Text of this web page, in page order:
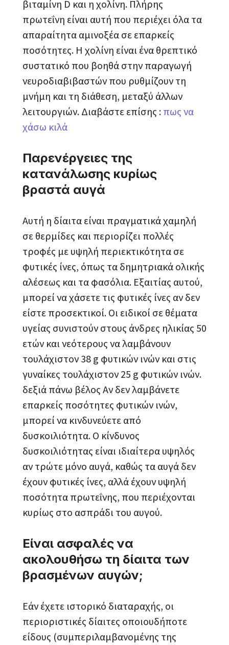
βιταμίνη D και η χολίνη. Πλήρης
πρωτεΐνη είναι αυτή που περιέχει όλα τα
απαραίτητα αμινοξέα σε επαρκείς
ποσότητες. Η χολίνη είναι ένα θρεπτικό
συστατικό που βοηθά στην παραγωγή
νευροδιαβιβαστών που ρυθμίζουν τη
μνήμη και τη διάθεση, μεταξύ άλλων
λειτουργιών. Διαβάστε επίσης : πως να
χάσω κιλά
Παρενέργειες της
κατανάλωσης κυρίως
βραστά αυγά
Αυτή η δίαιτα είναι πραγματικά χαμηλή
σε θερμίδες και περιορίζει πολλές
τροφές με υψηλή περιεκτικότητα σε
φυτικές ίνες, όπως τα δημητριακά ολικής
αλέσεως και τα φασόλια. Εξαιτίας αυτού,
μπορεί να χάσετε τις φυτικές ίνες αν δεν
είστε προσεκτικοί. Οι ειδικοί σε θέματα
υγείας συνιστούν στους άνδρες ηλικίας 50
ετών και νεότερους να λαμβάνουν
τουλάχιστον 38 g φυτικών ινών και στις
γυναίκες τουλάχιστον 25 g φυτικών ινών.
δεξιά πάνω βέλος Αν δεν λαμβάνετε
επαρκείς ποσότητες φυτικών ινών,
μπορεί να κινδυνεύετε από
δυσκοιλιότητα. Ο κίνδυνος
δυσκοιλιότητας είναι ιδιαίτερα υψηλός
αν τρώτε μόνο αυγά, καθώς τα αυγά δεν
έχουν φυτικές ίνες, αλλά έχουν υψηλή
ποσότητα πρωτεΐνης, που περιέχονται
κυρίως στο ασπράδι του αυγού.
Είναι ασφαλές να
ακολουθήσω τη δίαιτα των
βρασμένων αυγών;
Εάν έχετε ιστορικό διαταραχής, οι
περιοριστικές δίαιτες οποιουδήποτε
είδους (συμπεριλαμβανομένης της